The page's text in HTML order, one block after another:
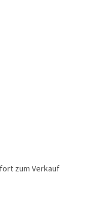
zum Verkauf